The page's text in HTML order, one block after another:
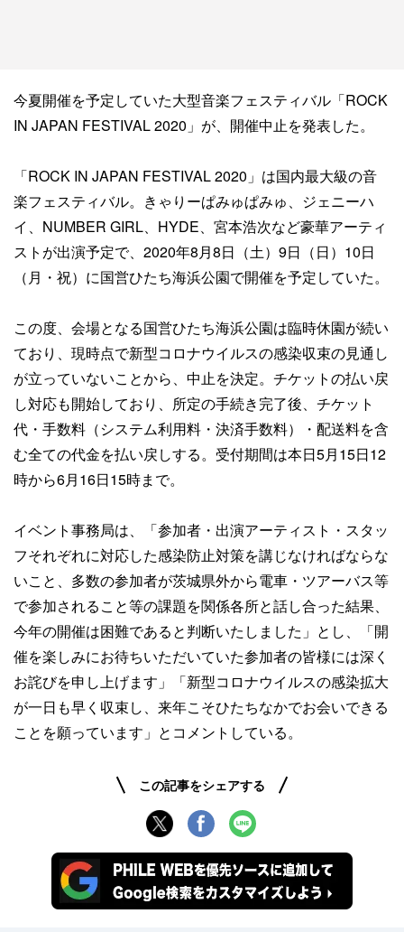
今夏開催を予定していた大型音楽フェスティバル「ROCK
IN JAPAN FESTIVAL 2020」が、開催中止を発表した。
「ROCK IN JAPAN FESTIVAL 2020」は国内最大級の音
楽フェスティバル。きゃりーぱみゅぱみゅ、ジェニーハ
イ、NUMBER GIRL、HYDE、宮本浩次など豪華アーティ
ストが出演予定で、2020年8月8日（土）9日（日）10日
（月・祝）に国営ひたち海浜公園で開催を予定していた。
この度、会場となる国営ひたち海浜公園は臨時休園が続い
ており、現時点で新型コロナウイルスの感染収束の見通し
が立っていないことから、中止を決定。チケットの払い戻
し対応も開始しており、所定の手続き完了後、チケット
代・手数料（システム利用料・決済手数料）・配送料を含
む全ての代金を払い戻しする。受付期間は本日5月15日12
時から6月16日15時まで。
イベント事務局は、「参加者・出演アーティスト・スタッ
フそれぞれに対応した感染防止対策を講じなければならな
いこと、多数の参加者が茨城県外から電車・ツアーバス等
で参加されること等の課題を関係各所と話し合った結果、
今年の開催は困難であると判断いたしました」とし、「開
催を楽しみにお待ちいただいていた参加者の皆様には深く
お詫びを申し上げます」「新型コロナウイルスの感染拡大
が一日も早く収束し、来年こそひたちなかでお会いできる
ことを願っています」とコメントしている。
この記事をシェアする